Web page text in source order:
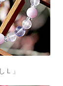
Ｌ」